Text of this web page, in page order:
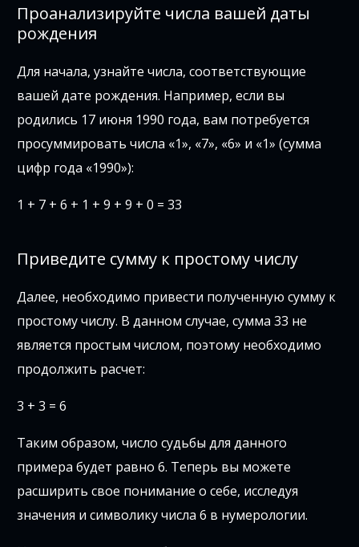
Проанализируйте числа вашей даты
рождения
Для начала, узнайте числа, соответствующие
вашей дате рождения. Например, если вы
родились 17 июня 1990 года, вам потребуется
просуммировать числа «1», «7», «6» и «1» (сумма
цифр года «1990»):
1 + 7 + 6 + 1 + 9 + 9 + 0 = 33
Приведите сумму к простому числу
Далее, необходимо привести полученную сумму к
простому числу. В данном случае, сумма 33 не
является простым числом, поэтому необходимо
продолжить расчет:
3 + 3 = 6
Таким образом, число судьбы для данного
примера будет равно 6. Теперь вы можете
расширить свое понимание о себе, исследуя
значения и символику числа 6 в нумерологии.